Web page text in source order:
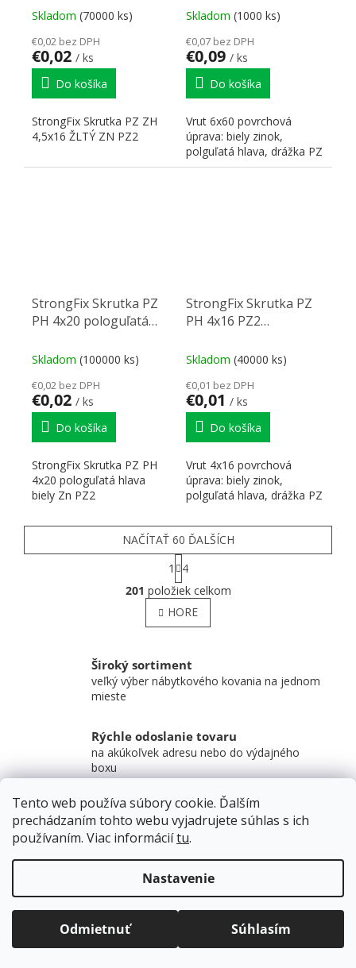
Tento web používa súbory cookie. Ďalším
prechádzaním tohto webu vyjadrujete súhlas s ich
používaním. Viac informáciítu.
Nastavenie
Odmietnuť Súhlasím
Doprava zadarmopre balíkové zásielky v hodnote
nad120 EUR*.
Balíky zasielame už od4 EUR.
ZRÝCHĽUJEME.
Skladom (70000 ks)
€0,02 bez DPH
€0,02 / ks
Do košíka
StrongFix Skrutka PZ ZH
4,5x16 ŽLTÝ ZN PZ2
PZ3
Skladom (1000 ks)
€0,07 bez DPH
€0,09 / ks
Do košíka
Vrut 6x60 povrchová
úprava: biely zinok,
polguľatá hlava, drážka PZ
StrongFix Skrutka PZ
PH 4x20 pologuľatá
Skladom (100000 ks)
€0,02 bez DPH
€0,02 / ks
Do košíka
StrongFix Skrutka PZ PH
4x20 pologuľatá hlava
biely Zn PZ2
StrongFix Skrutka PZ
PH 4x16 PZ2
Skladom (40000 ks)
€0,01 bez DPH
€0,01 / ks
Do košíka
Vrut 4x16 povrchová
úprava: biely zinok,
polguľatá hlava, drážka PZ
Ovládacie prvky výpisu
NAČÍTAŤ 60 ĎALŠÍCH
Stránkovanie
1
4
201 položiek celkom
HORE
Široký sortiment
veľký výber nábytkového kovania na jednom
mieste
Rýchle odoslanie tovaru
na akúkoľvek adresu nebo do výdajného
boxu
Odborné poradenstvo
pomôžeme s výberom či technickým
problémom
Informácie pre vás